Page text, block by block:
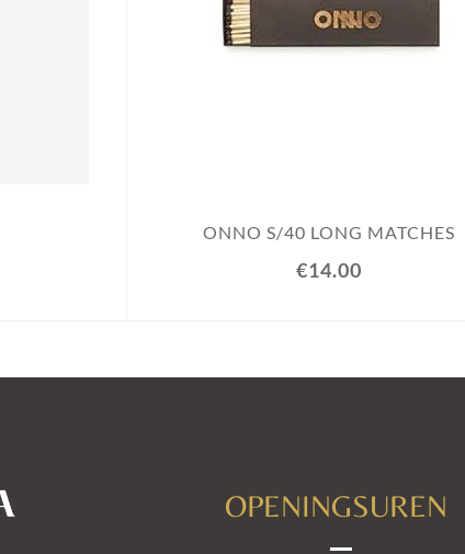
ONNO S/40 LONG MATCHES
€14.00
OPENINGSUREN